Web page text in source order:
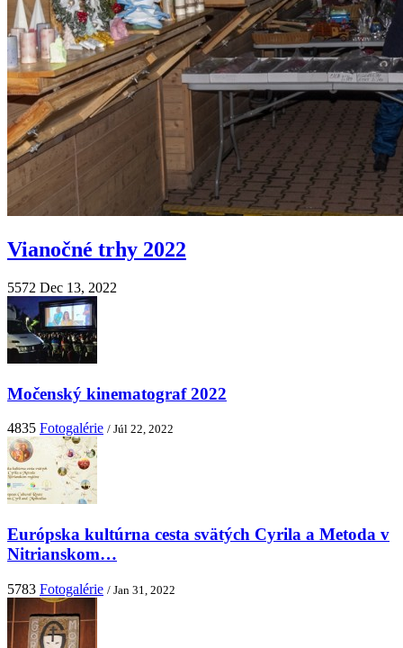
Vianočné trhy 2022
5572 Dec 13, 2022
Močenský kinematograf 2022
4835 Fotogalérie / Júl 22, 2022
Európska kultúrna cesta svätých Cyrila a Metoda v
Nitrianskom…
5783 Fotogalérie / Jan 31, 2022